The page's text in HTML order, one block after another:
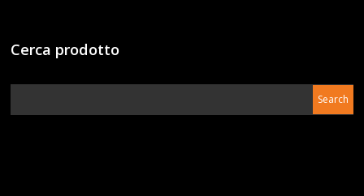
Cerca prodotto